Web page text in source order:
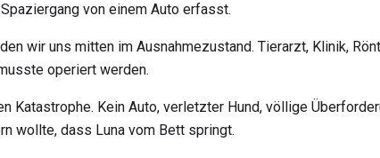
von einem Auto erfasst.
wir uns mitten im Ausnahmezustand. Tierarzt, Klinik,
operiert werden.
Katastrophe. Kein Auto, verletzter Hund, völlige
wollte, dass Luna vom Bett springt.